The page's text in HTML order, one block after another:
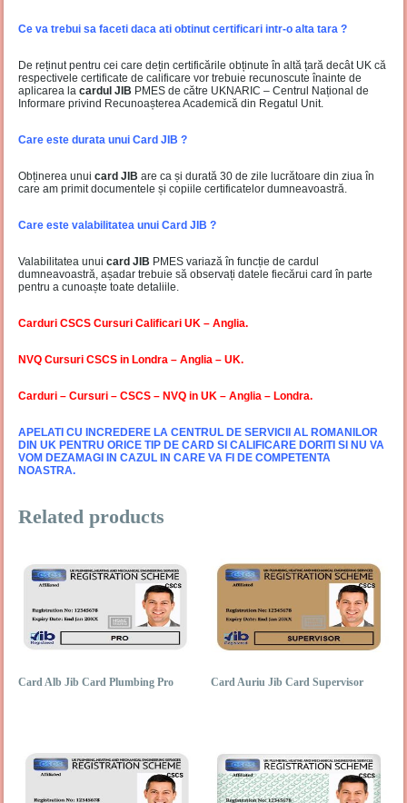
Ce va trebui sa faceti daca ati obtinut certificari intr-o alta tara ?
De reținut pentru cei care dețin certificările obținute în altă țară decât UK că
respectivele certificate de calificare vor trebuie recunoscute înainte de
aplicarea lacardul JIB PMES de către UKNARIC – Centrul Național de
Informare privind Recunoașterea Academică din Regatul Unit.
Care este durata unui Card JIB ?
Obținerea unuicard JIB are ca și durată 30 de zile lucrătoare din ziua în
care am primit documentele și copiile certificatelor dumneavoastră.
Care este valabilitatea unui Card JIB ?
Valabilitatea unuicard JIB PMES variază în funcție de cardul
dumneavoastră, așadar trebuie să observați datele fiecărui card în parte
pentru a cunoaște toate detaliile.
Carduri CSCS Cursuri Calificari UK – Anglia.
NVQ Cursuri CSCS in Londra – Anglia – UK.
Carduri – Cursuri – CSCS – NVQ in UK – Anglia – Londra.
APELATI CU INCREDERE LA CENTRUL DE SERVICII AL ROMANILOR
DIN UK PENTRU ORICE TIP DE CARD SI CALIFICARE DORITI SI NU VA
VOM DEZAMAGI IN CAZUL IN CARE VA FI DE COMPETENTA
NOASTRA.
Related products
Card Alb Jib Card Plumbing Pro Card Auriu Jib Card Supervisor